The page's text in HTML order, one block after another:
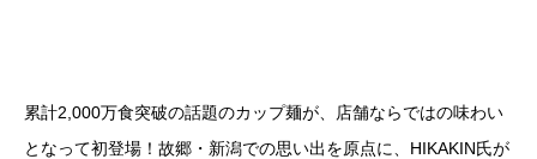
累計2,000万食突破の話題のカップ麺が、店舗ならではの味わい
となって初登場！故郷・新潟での思い出を原点に、HIKAKIN氏が